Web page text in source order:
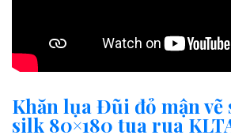
Khăn lụa Đũi đỏ mận vẽ
silk 80×180 tua rua